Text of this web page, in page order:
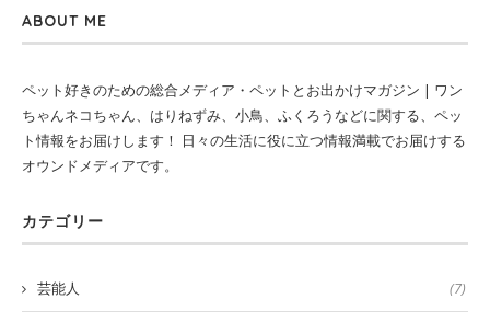
ABOUT ME
ペット好きのための総合メディア・ペットとお出かけマガジン | ワン
ちゃんネコちゃん、はりねずみ、小鳥、ふくろうなどに関する、ペッ
ト情報をお届けします！ 日々の生活に役に立つ情報満載でお届けする
オウンドメディアです。
カテゴリー
芸能人 (7)